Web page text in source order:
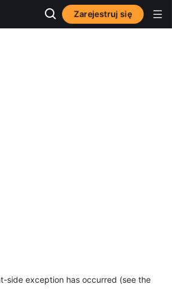
Zarejestruj się
side exception has occurred (see the